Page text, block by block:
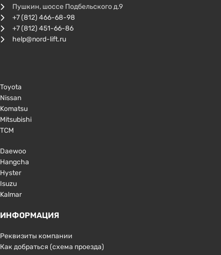
Пушкин, шоссе Подбельского д.9
+7 (812) 466-68-98
+7 (812) 451-66-86
help@nord-lift.ru
Toyota
Nissan
Komatsu
Mitsubishi
TCM
Daewoo
Hangcha
Hyster
Isuzu
Kalmar
ИНФОРМАЦИЯ
Реквизиты компании
Как добраться (схема проезда)